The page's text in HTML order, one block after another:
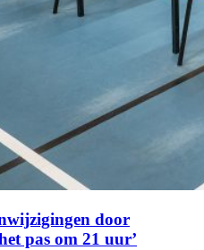
door
pas om 21 uur’